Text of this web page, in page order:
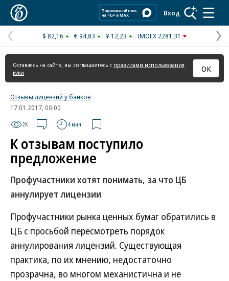
Вход
Предыдущая
страница
$ 82,16 € 94,83 ¥ 12,23 IMOEX 2281,31
Оставаясь на сайте, вы соглашаетесь с правилами использования
куки
ОК
Отзывы лицензий у банков
17.01.2017, 00:00
2K 4 мин.
К отзывам поступило
предложение
Профучастники хотят понимать, за что ЦБ
аннулирует лицензии
Профучастники рынка ценных бумаг обратились в
ЦБ с просьбой пересмотреть порядок
аннулирования лицензий. Существующая
практика, по их мнению, недостаточно
прозрачна, во многом механистична и не